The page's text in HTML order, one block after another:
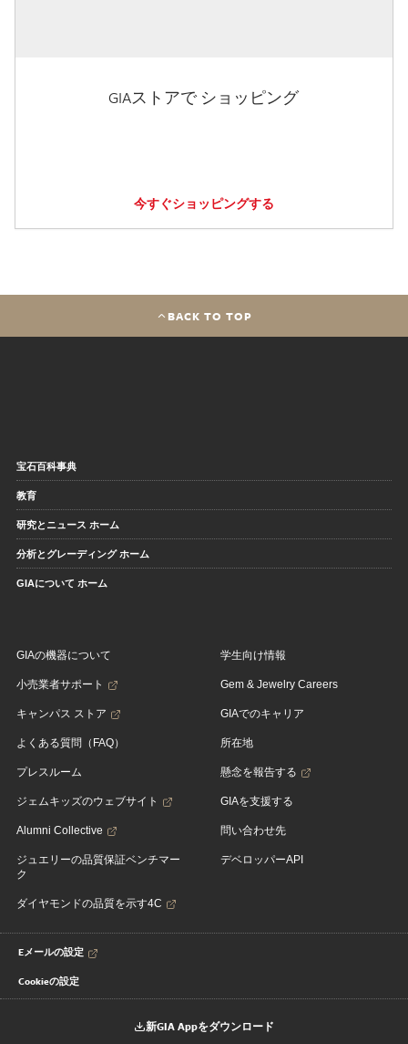
GIAストアで ショッピング
今すぐショッピングする
BACK TO TOP
宝石百科事典
教育
研究とニュース ホーム
分析とグレーディング ホーム
GIAについて ホーム
GIAの機器について
小売業者サポート
キャンパス ストア
よくある質問（FAQ）
プレスルーム
ジェムキッズのウェブサイト
Alumni Collective
ジュエリーの品質保証ベンチマー
ク
ダイヤモンドの品質を示す4C
学生向け情報
Gem & Jewelry Careers
GIAでのキャリア
所在地
懸念を報告する
GIAを支援する
問い合わせ先
デベロッパーAPI
Eメールの設定
Cookieの設定
新GIA Appをダウンロード